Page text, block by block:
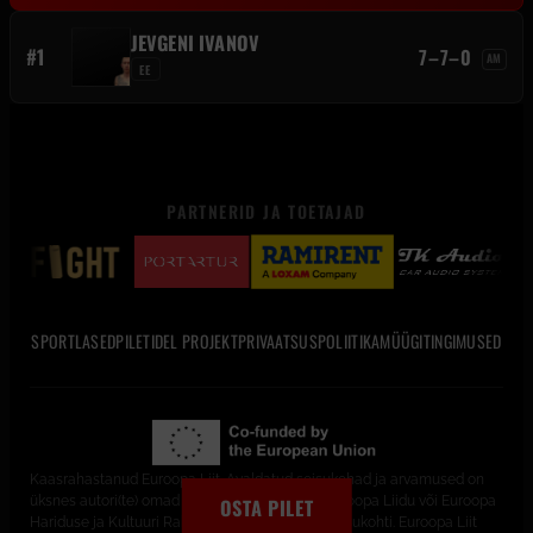
OSTA PILET
#1 JEVGENI IVANOV
EE 7–7–0 AM
PARTNERID JA TOETAJAD
SPORTLASEDPILETIDEL PROJEKTPRIVAATSUSPOLIITIKAMÜÜGITINGIMUSED
Kaasrahastanud Euroopa Liit. Avaldatud seisukohad ja arvamused on
üksnes autori(te) omad ega pruugi kajastada Euroopa Liidu või Euroopa
Hariduse ja Kultuuri Rakendusameti (EACEA) seisukohti. Euroopa Liit